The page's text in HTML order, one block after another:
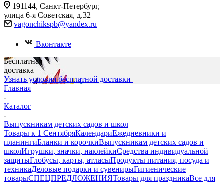
191144, Санкт-Петербург,
улица 6-я Советская, д.32
vagonchikspb@yandex.ru
Вконтакте
Бесплатная
доставка
Узнать условия бесплатной доставки
Главная
-
Каталог
-
Выпускникам детских садов и школ
Товары к 1 СентябряКалендариЕжедневники и
планингиБланки и корочкиВыпускникам детских садов и
школИгрушки, значки, наклейкиСредства индивидуальной
защитыГлобусы, карты, атласыПродукты питания, посуда и
техникаДеловые подарки и сувенирыГигиенические
товарыСПЕЦПРЕДЛОЖЕНИЯТовары для праздникаВсе для